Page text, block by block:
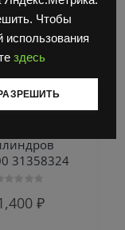
Чтобы
использования
здесь
,Погрузчик ДВ
31358324
из
₽